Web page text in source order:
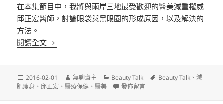
在本集節目中，我將與兩岸三地最受歡迎的醫美減重權威
邱正宏醫師，討論眼袋與黑眼圈的形成原­因，以及解決的
方法。
閱讀全文 [Video] Beauty Talk – 與邱醫師有約之美麗密碼 (6)
發
佈
2016-02-01
作
者
無聊齋主
分
類
Beauty Talk
標
Beauty Talk 、減
肥瘦身 、邱正宏 、醫療保健 、醫美 在〈[Video] Beauty Talk – 與邱醫師
發佈留言